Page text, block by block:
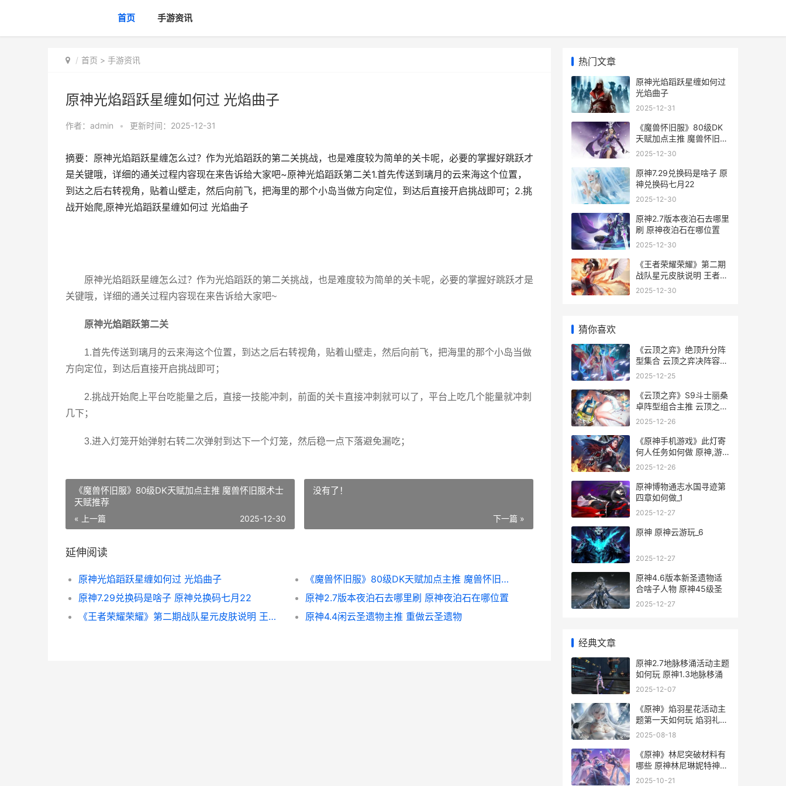
首页 手游资讯
首页 > 手游资讯
原神光焰蹈跃星缠如何过 光焰曲子
作者： admin • 更新时间：2025-12-31
摘要：原神光焰蹈跃星缠怎么过？作为光焰蹈跃的第二关挑战，也是难度较为简单的关卡呢，必要的掌握好跳跃才
是关键哦，详细的通关过程内容现在来告诉给大家吧~原神光焰蹈跃第二关1.首先传送到璃月的云来海这个位置，
到达之后右转视角，贴着山壁走，然后向前飞，把海里的那个小岛当做方向定位，到达后直接开启挑战即可；2.挑
战开始爬,原神光焰蹈跃星缠如何过 光焰曲子
原神光焰蹈跃星缠怎么过？作为光焰蹈跃的第二关挑战，也是难度较为简单的关卡呢，必要的掌握好跳跃才是
关键哦，详细的通关过程内容现在来告诉给大家吧~
原神光焰蹈跃第二关
1.首先传送到璃月的云来海这个位置，到达之后右转视角，贴着山壁走，然后向前飞，把海里的那个小岛当做
方向定位，到达后直接开启挑战即可；
2.挑战开始爬上平台吃能量之后，直接一技能冲刺，前面的关卡直接冲刺就可以了，平台上吃几个能量就冲刺
几下；
3.进入灯笼开始弹射右转二次弹射到达下一个灯笼，然后稳一点下落避免漏吃；
《魔兽怀旧服》80级DK天赋加点主推 魔兽怀旧服术士
天赋推荐
« 上一篇 2025-12-30
没有了！
下一篇 »
延伸阅读
原神光焰蹈跃星缠如何过 光焰曲子
《魔兽怀旧服》80级DK天赋加点主推 魔兽怀旧服术士天赋推荐
原神7.29兑换码是啥子 原神兑换码七月22
原神2.7版本夜泊石去哪里刷 原神夜泊石在哪位置
《王者荣耀荣耀》第二期战队星元皮肤说明 王者荣耀荣耀印记怎么得到
原神4.4闲云圣遗物主推 重做云圣遗物
热门文章
原神光焰蹈跃星缠如何过
光焰曲子
2025-12-31
《魔兽怀旧服》80级DK
天赋加点主推 魔兽怀旧服
术士天赋推荐
2025-12-30
原神7.29兑换码是啥子 原
神兑换码七月22
2025-12-30
原神2.7版本夜泊石去哪里
刷 原神夜泊石在哪位置
2025-12-30
《王者荣耀荣耀》第二期
战队星元皮肤说明 王者荣
耀荣耀印记怎么得到
2025-12-30
猜你喜欢
《云顶之弈》绝顶升分阵
型集合 云顶之弈决阵容搭
配最新
2025-12-25
《云顶之弈》S9斗士丽桑
卓阵型组合主推 云顶之弈
s9上线时间
2025-12-26
《原神手机游戏》此灯寄
何人任务如何做 原神,游
戏
2025-12-26
原神博物通志水国寻迹第
四章如何做_1
2025-12-27
原神 原神云游玩_6
2025-12-27
原神4.6版本新圣遗物适
合啥子人物 原神45级圣
2025-12-27
经典文章
原神2.7地脉移涌活动主题
如何玩 原神1.3地脉移涌
2025-12-07
《原神》焰羽星花活动主
题第一天如何玩 焰羽礼帽
怎么获得
2025-08-18
《原神》林尼突破材料有
哪些 原神林尼琳妮特神之
眼
2025-10-21